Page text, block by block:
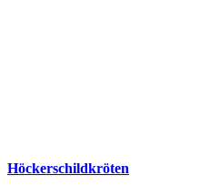
Höckerschildkröten